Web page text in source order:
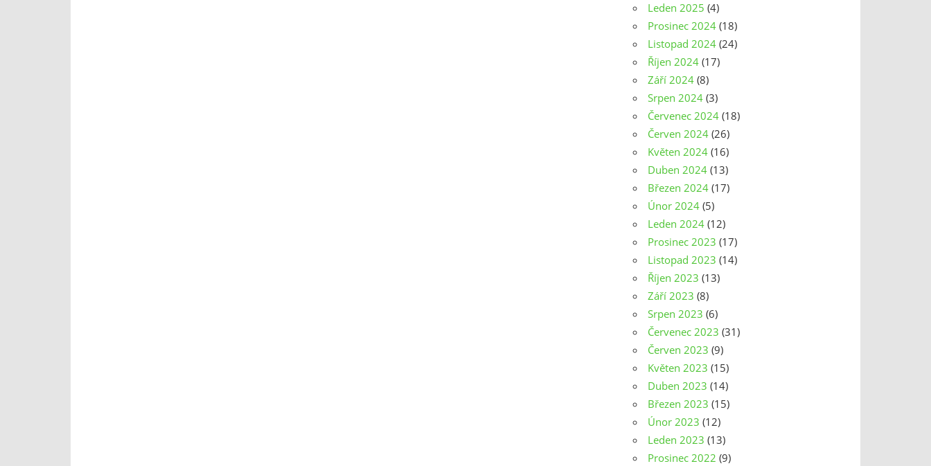
Leden 2025 (4)
Prosinec 2024 (18)
Listopad 2024 (24)
Říjen 2024 (17)
Září 2024 (8)
Srpen 2024 (3)
Červenec 2024 (18)
Červen 2024 (26)
Květen 2024 (16)
Duben 2024 (13)
Březen 2024 (17)
Únor 2024 (5)
Leden 2024 (12)
Prosinec 2023 (17)
Listopad 2023 (14)
Říjen 2023 (13)
Září 2023 (8)
Srpen 2023 (6)
Červenec 2023 (31)
Červen 2023 (9)
Květen 2023 (15)
Duben 2023 (14)
Březen 2023 (15)
Únor 2023 (12)
Leden 2023 (13)
Prosinec 2022 (9)